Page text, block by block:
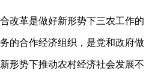
改革是做好新形势下三农工作的
的合作经济组织，是党和政府做
形势下推动农村经济社会发展不